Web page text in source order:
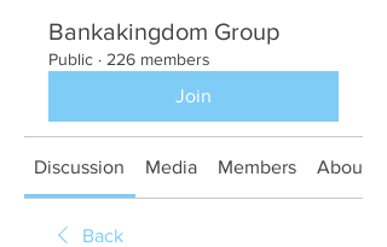
Bankakingdom Group
Public · 226 members
Join
Discussion Media Members About
Back